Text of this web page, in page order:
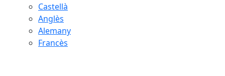
Castellà
Anglès
Alemany
Francès